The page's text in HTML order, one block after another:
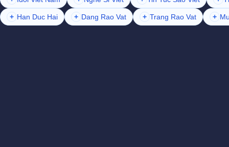
+ Han Duc Hai + Dang Rao Vat + Trang Rao Vat +